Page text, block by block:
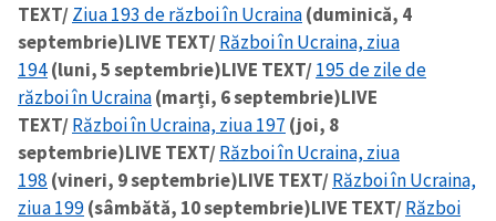
TEXT/Ziua 193 de război în Ucraina(duminică, 4
septembrie)LIVE TEXT/Război în Ucraina, ziua
194(luni, 5 septembrie)LIVE TEXT/195 de zile de
război în Ucraina(marți, 6 septembrie)LIVE
TEXT/Război în Ucraina, ziua 197 (joi, 8
septembrie)LIVE TEXT/Război în Ucraina, ziua
198 (vineri, 9 septembrie)LIVE TEXT/Război în Ucraina,
ziua 199(sâmbătă, 10 septembrie)LIVE TEXT/Război